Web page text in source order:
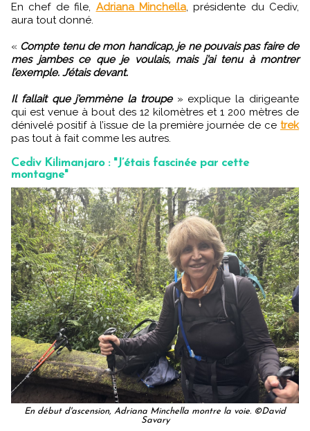
En chef de file, Adriana Minchella, présidente du Cediv,
aura tout donné.
« Compte tenu de mon handicap, je ne pouvais pas faire de
mes jambes ce que je voulais, mais j’ai tenu à montrer
l’exemple. J’étais devant.
Il fallait que j’emmène la troupe» explique la dirigeante
qui est venue à bout des 12 kilomètres et 1 200 mètres de
dénivelé positif à l’issue de la première journée de ce trek
pas tout à fait comme les autres.
Cediv Kilimanjaro : "J’étais fascinée par cette
montagne"
En début d'ascension, Adriana Minchella montre la voie. ©David
Savary